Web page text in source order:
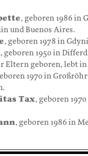
, geboren 1986 in
und Buenos Aires.
, geboren 1978 in
, geboren 1950 in
Eltern geboren, lebt in
1970 in
Tax, geboren
, geboren 1986 in